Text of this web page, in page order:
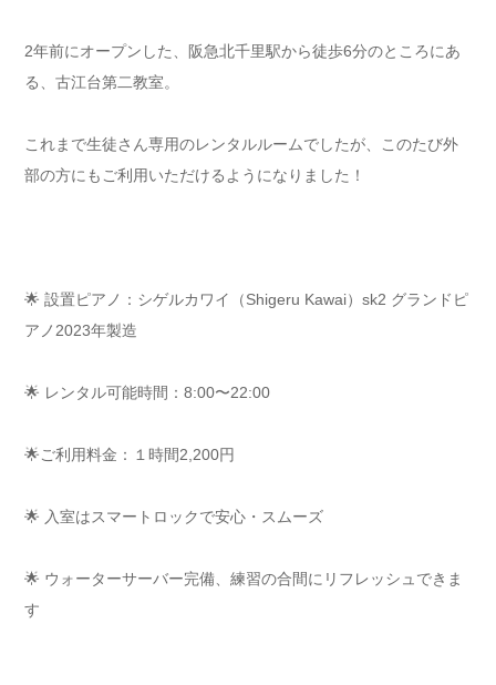
2年前にオープンした、阪急北千里駅から徒歩6分のところにあ
る、古江台第二教室。
これまで生徒さん専用のレンタルルームでしたが、このたび外
部の方にもご利用いただけるようになりました！
🌟 設置ピアノ：シゲルカワイ（Shigeru Kawai）sk2 グランドピ
アノ2023年製造
🌟 レンタル可能時間：8:00〜22:00
🌟ご利用料金：１時間2,200円
🌟 入室はスマートロックで安心・スムーズ
🌟 ウォーターサーバー完備、練習の合間にリフレッシュできま
す